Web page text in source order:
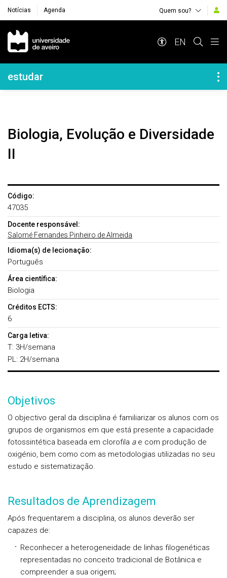
Notícias Agenda Quem sou?
Navegação Principal
EN
Navegação Lateral
estudar
Biologia, Evolução e Diversidade
II
Código:
47035
Docente responsável:
Salomé Fernandes Pinheiro de Almeida
Idioma(s) de lecionação:
Português
Área científica:
Biologia
Créditos ECTS:
6
Carga letiva:
T: 3H/semana
PL: 2H/semana
Objetivos
O objectivo geral da disciplina é familiarizar os alunos com os
grupos de organismos em que está presente a capacidade
fotossintética baseada em clorofila ae com produção de
oxigénio, bem como com as metodologias utilizadas no seu
estudo e sistematização.
Resultados de Aprendizagem
Após frequentarem a disciplina, os alunos deverão ser
capazes de:
Reconhecer a heterogeneidade de linhas filogenéticas
representadas no conceito tradicional de Botânica e
compreender a sua origem;